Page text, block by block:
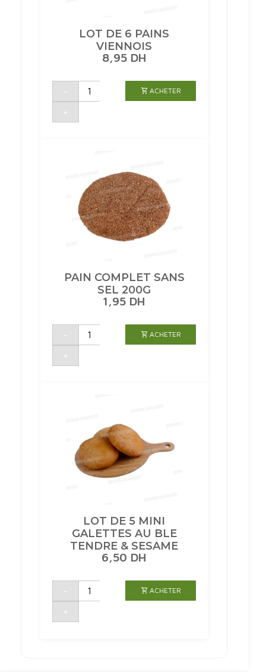
LOT DE 6 PAINS
VIENNOIS
8,95 DH
-
quantité
LOT
PAINS
+
ACHETER
PAIN COMPLET SANS
SEL 200G
1,95 DH
-
quantité
PAIN
SEL
+
ACHETER
LOT DE 5 MINI
GALETTES AU BLE
TENDRE & SESAME
6,50 DH
-
quantité
LOT
MINI
+
ACHETER